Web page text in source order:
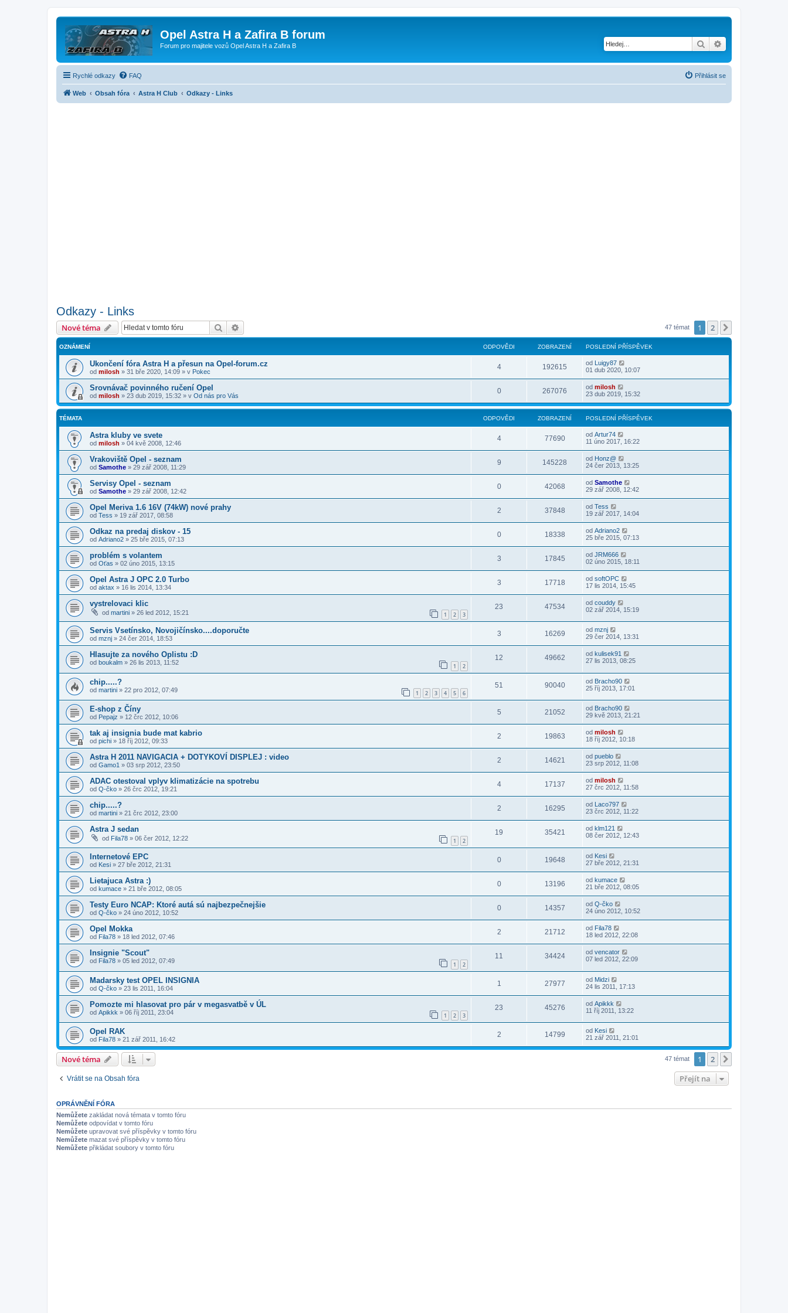
Opel Astra H a Zafira B forum
Forum pro majitele vozů Opel Astra H a Zafira B Hledat
Rychlé odkazy FAQ Přihlásit se
Web Obsah fóra Astra H Club Odkazy - Links
Odkazy - Links
Nové téma Hledat 47 témat 1 2
OZNÁMENÍ ODPOVĚDI ZOBRAZENÍ POSLEDNÍ PŘÍSPĚVEK
Ukončení fóra Astra H a přesun na Opel-forum.cz
od milosh » 31 bře 2020, 14:09 » v Pokec
4 192615 od Luigy87
01 dub 2020, 10:07
Srovnávač povinného ručení Opel
od milosh » 23 dub 2019, 15:32 » v Od nás pro Vás
0 267076 od milosh
23 dub 2019, 15:32
TÉMATA ODPOVĚDI ZOBRAZENÍ POSLEDNÍ PŘÍSPĚVEK
Astra kluby ve svete
od milosh » 04 kvě 2008, 12:46
4 77690 od Artur74
11 úno 2017, 16:22
Vrakoviště Opel - seznam
od Samothe » 29 zář 2008, 11:29
9 145228 od Honz@
24 čer 2013, 13:25
Servisy Opel - seznam
od Samothe » 29 zář 2008, 12:42
0 42068 od Samothe
29 zář 2008, 12:42
Opel Meriva 1.6 16V (74kW) nové prahy
od Tess » 19 zář 2017, 08:58
2 37848 od Tess
19 zář 2017, 14:04
Odkaz na predaj diskov - 15
od Adriano2 » 25 bře 2015, 07:13
0 18338 od Adriano2
25 bře 2015, 07:13
problém s volantem
od Oťas » 02 úno 2015, 13:15
3 17845 od JRM666
02 úno 2015, 18:11
Opel Astra J OPC 2.0 Turbo
od aktax » 16 lis 2014, 13:34
3 17718 od softOPC
17 lis 2014, 15:45
vystrelovaci klic
od martini » 26 led 2012, 15:21 1 2 3
23 47534 od couddy
02 zář 2014, 15:19
Servis Vsetínsko, Novojičínsko....doporučte
od mznj » 24 čer 2014, 18:53
3 16269 od mznj
29 čer 2014, 13:31
Hlasujte za nového Oplistu :D
od boukalm » 26 lis 2013, 11:52 1 2
12 49662 od kulisek91
27 lis 2013, 08:25
chip.....?
od martini » 22 pro 2012, 07:49 1 2 3 4 5 6
51 90040 od Bracho90
25 říj 2013, 17:01
E-shop z Číny
od Pepajz » 12 črc 2012, 10:06
5 21052 od Bracho90
29 kvě 2013, 21:21
tak aj insignia bude mat kabrio
od pichi » 18 říj 2012, 09:33
2 19863 od milosh
18 říj 2012, 10:18
Astra H 2011 NAVIGACIA + DOTYKOVÍ DISPLEJ : video
od Gamo1 » 03 srp 2012, 23:50
2 14621 od pueblo
23 srp 2012, 11:08
ADAC otestoval vplyv klimatizácie na spotrebu
od Q-čko » 26 črc 2012, 19:21
4 17137 od milosh
27 črc 2012, 11:58
chip.....?
od martini » 21 črc 2012, 23:00
2 16295 od Laco797
23 črc 2012, 11:22
Astra J sedan
od Fila78 » 06 čer 2012, 12:22 1 2
19 35421 od klm121
08 čer 2012, 12:43
Internetové EPC
od Kesi » 27 bře 2012, 21:31
0 19648 od Kesi
27 bře 2012, 21:31
Lietajuca Astra :)
od kumace » 21 bře 2012, 08:05
0 13196 od kumace
21 bře 2012, 08:05
Testy Euro NCAP: Ktoré autá sú najbezpečnejšie
od Q-čko » 24 úno 2012, 10:52
0 14357 od Q-čko
24 úno 2012, 10:52
Opel Mokka
od Fila78 » 18 led 2012, 07:46
2 21712 od Fila78
18 led 2012, 22:08
Insignie "Scout"
od Fila78 » 05 led 2012, 07:49 1 2
11 34424 od vencator
07 led 2012, 22:09
Madarsky test OPEL INSIGNIA
od Q-čko » 23 lis 2011, 16:04
1 27977 od Midzi
24 lis 2011, 17:13
Pomozte mi hlasovat pro pár v megasvatbě v ÚL
od Apikkk » 06 říj 2011, 23:04 1 2 3
23 45276 od Apikkk
11 říj 2011, 13:22
Opel RAK
od Fila78 » 21 zář 2011, 16:42
2 14799 od Kesi
21 zář 2011, 21:01
Nové téma 47 témat 1 2
Vrátit se na Obsah fóra Přejít na
OPRÁVNĚNÍ FÓRA
Nemůžete zakládat nová témata v tomto fóru
Nemůžete odpovídat v tomto fóru
Nemůžete upravovat své příspěvky v tomto fóru
Nemůžete mazat své příspěvky v tomto fóru
Nemůžete přikládat soubory v tomto fóru